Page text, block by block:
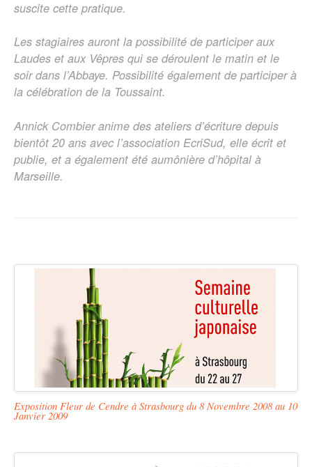
suscite cette pratique.
Les stagiaires auront la possibilité de participer aux
Laudes et aux Vêpres qui se déroulent le matin et le
soir dans l’Abbaye. Possibilité également de participer à
la célébration de la Toussaint.
Annick Combier anime des ateliers d’écriture depuis
bientôt 20 ans avec l’association EcriSud, elle écrit et
publie, et a également été aumônière d’hôpital à
Marseille.
Exposition Fleur de Cendre à Strasbourg du 8 Novembre 2008 au 10
Janvier 2009